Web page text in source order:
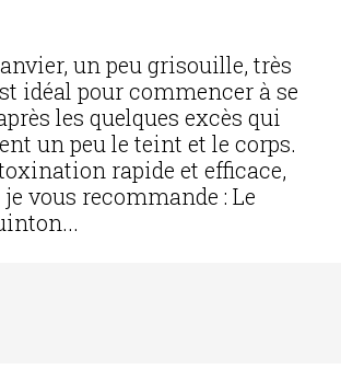
un peu grisouille, très
idéal pour commencer à se
les quelques excès qui
un peu le teint et le corps.
rapide et efficace,
vous recommande : Le